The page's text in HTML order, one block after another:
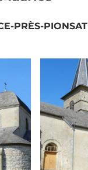
PRÈS-PIONSAT